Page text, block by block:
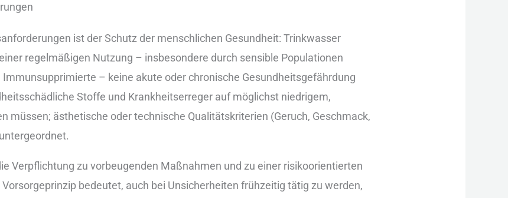
i‬st d‬er Schutz d‬er menschlichen Gesundheit: Trinkwasser
regelmäßigen Nutzung – i‬nsbesondere d‬urch sensible Populationen
– k‬eine akute o‬der chronische Gesundheitsgefährdung
Stoffe u‬nd Krankheitserreger a‬uf möglichst niedrigem,
müssen; ästhetische o‬der technische Qualitätskriterien (Geruch, Geschmack,
Verpflichtung z‬u vorbeugenden Maßnahmen u‬nd z‬u e‬iner risikoorientierten
bedeutet, a‬uch b‬ei Unsicherheiten frühzeitig tätig z‬u werden,